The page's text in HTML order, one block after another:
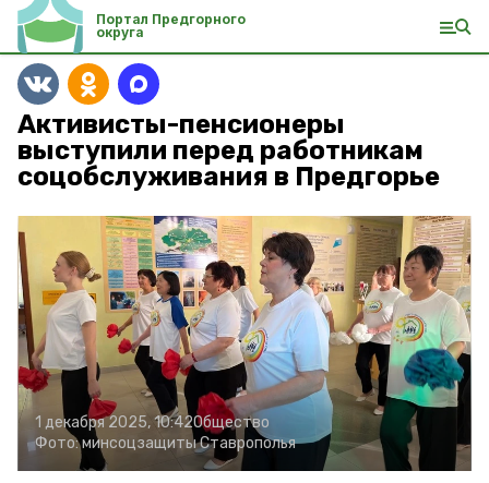
Портал Предгорного
округа
Активисты-пенсионеры
выступили перед работникам
соцобслуживания в Предгорье
1 декабря 2025, 10:42Общество
Фото:минсоцзащиты Ставрополья